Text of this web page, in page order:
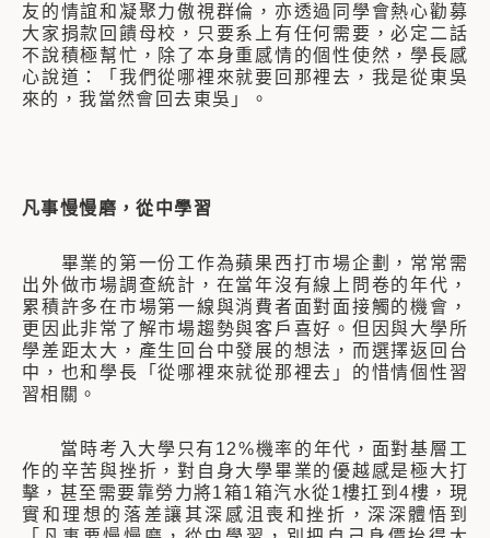
友的情誼和凝聚力傲視群倫，亦透過同學會熱心勸募
大家捐款回饋母校，只要系上有任何需要，必定二話
不說積極幫忙，除了本身重感情的個性使然，學長感
心說道：「我們從哪裡來就要回那裡去，我是從東吳
來的，我當然會回去東吳」。
凡事慢慢磨，從中學習
畢業的第一份工作為蘋果西打市場企劃，常常需
出外做市場調查統計，在當年沒有線上問卷的年代，
累積許多在市場第一線與消費者面對面接觸的機會，
更因此非常了解市場趨勢與客戶喜好。但因與大學所
學差距太大，產生回台中發展的想法，而選擇返回台
中，也和學長「從哪裡來就從那裡去」的惜情個性習
習相關。
當時考入大學只有12%機率的年代，面對基層工
作的辛苦與挫折，對自身大學畢業的優越感是極大打
擊，甚至需要靠勞力將1箱1箱汽水從1樓扛到4樓，現
實和理想的落差讓其深感沮喪和挫折，深深體悟到